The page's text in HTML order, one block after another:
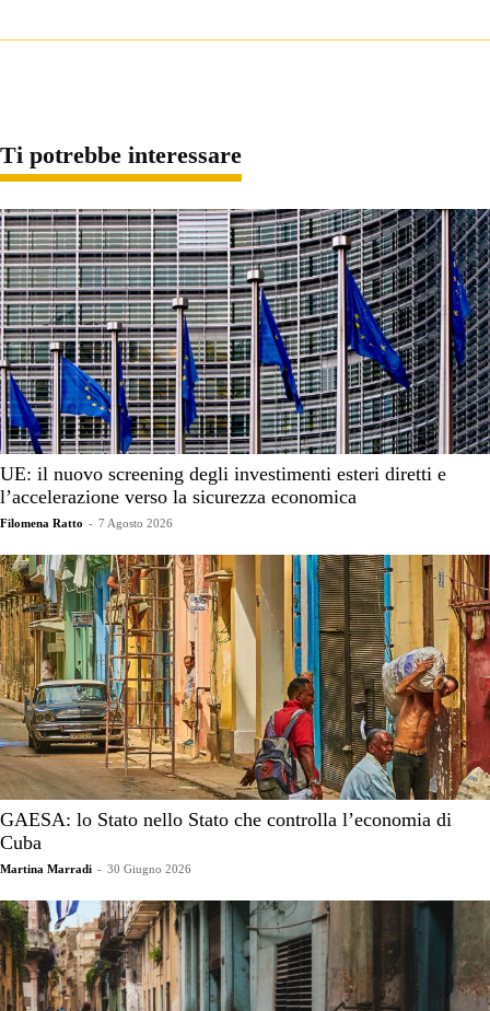
Ti potrebbe interessare
UE: il nuovo screening degli investimenti esteri diretti e
l’accelerazione verso la sicurezza economica
Filomena Ratto - 7 Agosto 2026
GAESA: lo Stato nello Stato che controlla l’economia di
Cuba
Martina Marradi - 30 Giugno 2026